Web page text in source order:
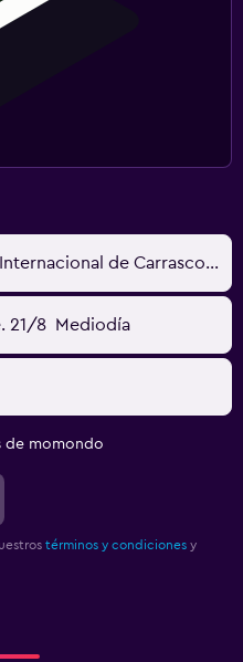
Montevideo, Uruguay - Internacional de Carrasco (MVD)
21/8 Mediodía
de momondo
términos y condiciones y